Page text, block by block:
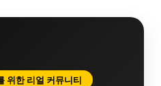
위한 리얼 커뮤니티